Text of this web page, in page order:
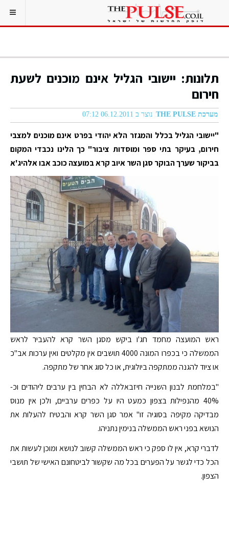
תלונות: יישובי הגליל אינם מוכנים לשעת
חירום
מערכת THE PULSE נוצר ב 06.12.2011 07:12
"יישובי הגליל בכלל והמגזר הלא יהודי בפרט אינם מוכנים למצבי
חירום, בעיקר בתי ספר ומוסדות ציבור" כך הלינו נכבדי המקום
בביקור שערך הבוקר סגן השר איוב קרא במועצה כוכב אבו אלהיג'א
ראש המועצה מחמד חג'ו ביקש מסגן השר קרא להעביר לראש
הממשלה כי בכפרו המונה 4000 תושבים אין מקלטים ואין ערכות אב"כ
או ציוד להגנה ממתקפה ביולוגית, או כל סוג אחר של מתקפה.
"במלחמת לבנון השנייה חיזבאללה לא הבחין בין ערבים ליהודים וכ-
40% מהנפילות בצפון כמעט היו על כפרים ערביים, ולכן אין מנוס
מבדיקה מקיפה בסוגיה זו" אמר סגן השר קרא והבטיח להעלות את
הנושא בפני ראש הממשלה בנימין נתניהו.
לדברי קרא, אין לו ספק כי ראש הממשלה קשוב לנושא ומוכן לעשות את
הכל כדי לגשר על הפערים בכל מה שקשור לביטחונם האישי של תושבי
הצפון.